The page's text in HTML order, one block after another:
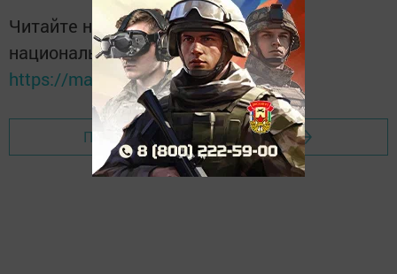
Читайте новости Татарстана в
национальном мессенджере MАХ:
https://max.ru/tatmedia
Перейти на страницу новости